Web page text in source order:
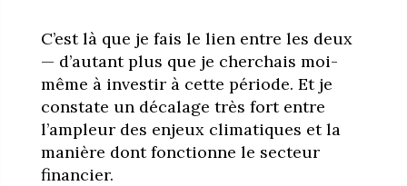
C’est là que je fais le lien entre les deux
— d’autant plus que je cherchais moi-
même à investir à cette période. Et je
constate un décalage très fort entre
l’ampleur des enjeux climatiques et la
manière dont fonctionne le secteur
financier.